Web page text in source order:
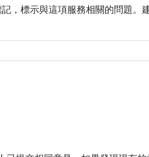
，標示與這項服務相關的問題。